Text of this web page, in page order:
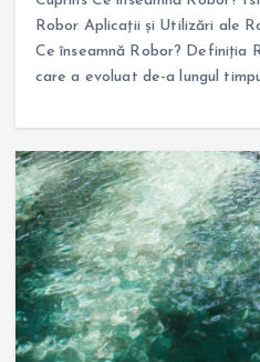
Robor Aplicații și Utilizări ale
Ce înseamnă Robor? Definiția
care a evoluat de-a lungul